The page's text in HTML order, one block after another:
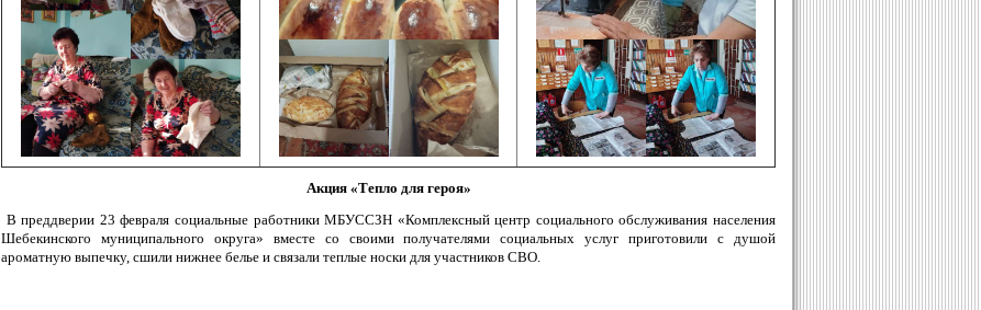
Акция «Тепло для героя»
В преддверии 23 февраля социальные работники МБУССЗН «Комплексный центр социального обслуживания населения
Шебекинского муниципального округа» вместе со своими получателями социальных услуг приготовили с душой
ароматную выпечку, сшили нижнее белье и связали теплые носки для участников СВО.